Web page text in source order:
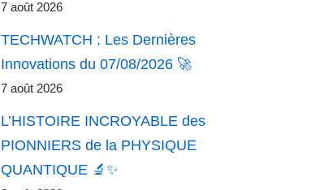
7 août 2026
TECHWATCH : Les Dernières
Innovations du 07/08/2026 🚀
7 août 2026
L’HISTOIRE INCROYABLE des
PIONNIERS de la PHYSIQUE
QUANTIQUE 🔬✨